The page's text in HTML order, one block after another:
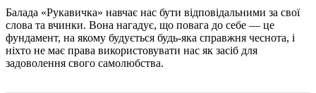
Балада «Рукавичка» навчає нас бути відповідальними за свої
слова та вчинки. Вона нагадує, що повага до себе — це
фундамент, на якому будується будь-яка справжня чеснота, і
ніхто не має права використовувати нас як засіб для
задоволення свого самолюбства.